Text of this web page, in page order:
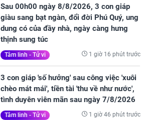
Sau 00h00 ngày 8/8/2026, 3 con giáp
giàu sang bạt ngàn, đổi đời Phú Quý, ung
dung có của đầy nhà, ngày càng hưng
thịnh sung túc
Tâm linh - Tử vi 1 giờ 16 phút trước
3 con giáp 'số hưởng' sau công việc 'xuôi
chèo mát mái', tiền tài 'thu về như nước',
tình duyên viên mãn sau ngày 7/8/2026
Tâm linh - Tử vi 1 giờ 46 phút trước